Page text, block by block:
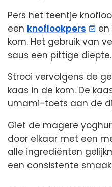
Pers het teentje
een knoflookpers
kom. Het gebruik van
saus een pittige diepte.
Strooi vervolgens de
kaas in de kom. De
umami-toets aan de
Giet de magere
door elkaar met een
alle ingrediënten
een consistente